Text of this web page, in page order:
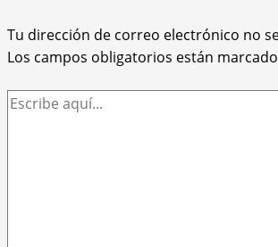
Tu dirección de correo electrónico no
Los campos obligatorios están
Escribe